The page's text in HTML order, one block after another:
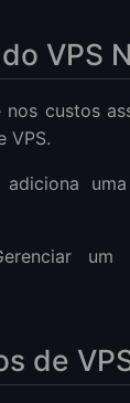
VPS
nos custos
VPS.
um
de